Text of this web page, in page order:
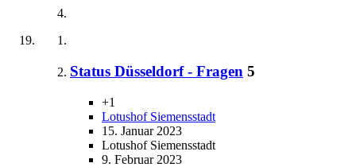
Status Düsseldorf - Fragen 5
+1
Lotushof Siemensstadt
15. Januar 2023
Lotushof Siemensstadt
9. Februar 2023